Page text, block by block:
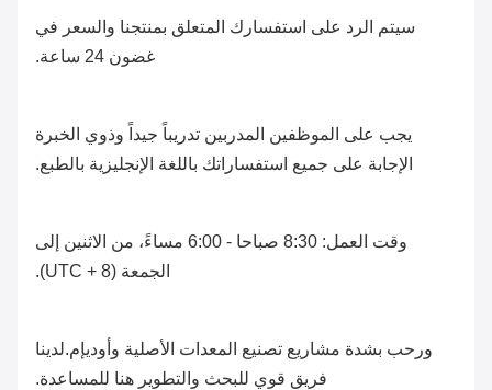
سيتم الرد على استفسارك المتعلق بمنتجنا والسعر في
غضون 24 ساعة.
يجب على الموظفين المدربين تدريباً جيداً وذوي الخبرة
الإجابة على جميع استفساراتك باللغة الإنجليزية بالطبع.
وقت العمل:8:30 صباحا -6:00 مساءً
، من الاثنين إلى
الجمعة (UTC + 8).
ورحب بشدة مشاريع تصنيع المعدات الأصلية وأوديإم.لدينا
فريق قوي للبحث والتطوير هنا للمساعدة.